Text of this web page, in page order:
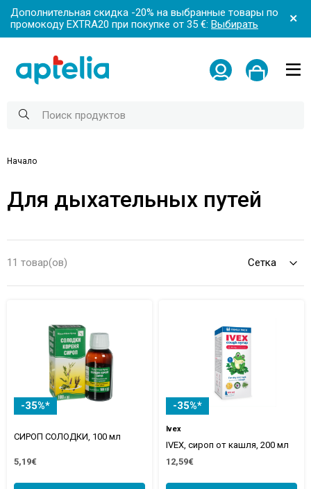
Дополнительная скидка -20% на выбранные товары по
промокоду EXTRA20 при покупке от 35 €: Выбирать
Начало
Для дыхательных путей
11 товар(ов)
-35%*
СИРОП СОЛОДКИ, 100 мл
5,19€
-35%*
Ivex
IVEX, сироп от кашля, 200 мл
12,59€